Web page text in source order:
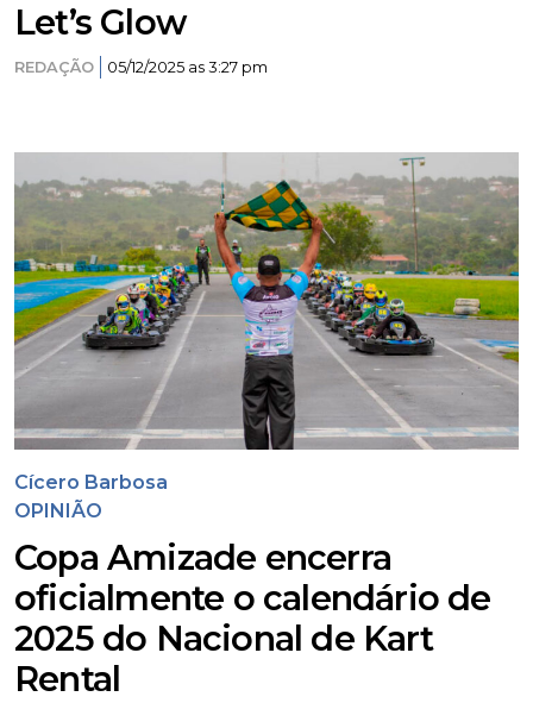
Let’s Glow
REDAÇÃO 05/12/2025 as 3:27 pm
Cícero Barbosa
OPINIÃO
Copa Amizade encerra
oficialmente o calendário de
2025 do Nacional de Kart
Rental